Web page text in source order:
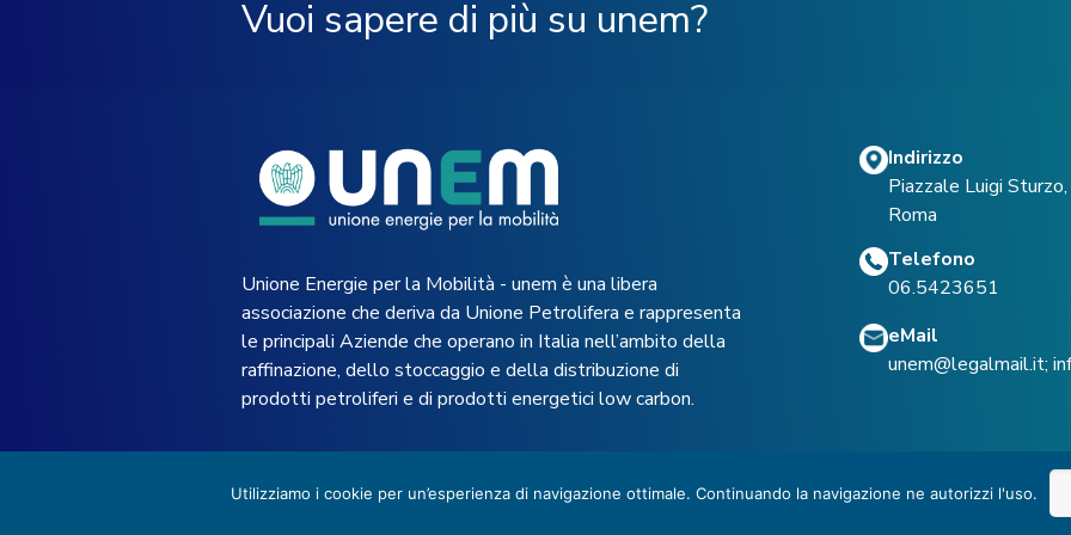
Vuoi sapere di più su unem?
Unione Energie per la Mobilità - unem è una libera
associazione che deriva da Unione Petrolifera e rappresenta
le principali Aziende che operano in Italia nell’ambito della
raffinazione, dello stoccaggio e della distribuzione di
prodotti petroliferi e di prodotti energetici low carbon.
Indirizzo
Piazzale Luigi
Roma
Telefono
06.5423651
eMail
unem@legalmail.it;
© 2022 UNEM -Privacy Policy
Utilizziamo i cookie per un’esperienza di navigazione ottimale. Continuando la navigazione ne autorizzi l'uso.